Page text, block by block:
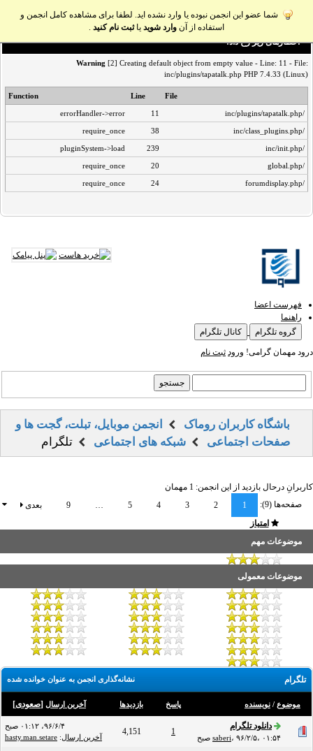
شما عضو این انجمن نبوده یا وارد نشده اید. لطفا برای مشاهده کامل انجمن و
استفاده از آن وارد شوید یاثبت نام کنید .
اخطار‌های زیر رخ داد:
Warning [2] Creating default object from empty value - Line: 11 - File:
inc/plugins/tapatalk.php PHP 7.4.33 (Linux)
File
Line
Function
/inc/plugins/tapatalk.php
11
errorHandler->error
/inc/class_plugins.php
38
require_once
/inc/init.php
239
pluginSystem->load
/global.php
20
require_once
/forumdisplay.php
24
require_once
فهرست اعضا
راهنما
گروه تلگرام
کانال تلگرام
درود مهمان گرامی! ورود ثبت نام
باشگاه کاربران روماک
انجمن موبایل، تبلت، گجت ها و
صفحات اجتماعی
شبکه های اجتماعی تلگرام
کاربرانِ درحال بازدید از این انجمن: 1 مهمان
صفحه‌ها (9):
1
2
3
4
5
…
9
بعدی
امتیاز
موضوعات مهم
موضوعات معمولی
نشانه‌گذاری انجمن به عنوان خوانده شده تلگرام
موضوع / نویسنده پاسخ بازدید‌ها آخرین ارسال [صعودی]
دانلود تلگرام
saberi، ۹۶/۲/۵، ۰۱:۵۴ صبح
1
4,151
۹۶/۶/۴، ۰۱:۱۲ صبح
آخرین ارسال:
hasty.man.setare